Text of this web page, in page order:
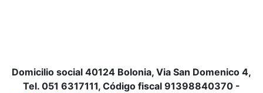
Domicilio social 40124 Bolonia, Via San Domenico 4,
Tel. 051 6317111, Código fiscal 91398840370 -